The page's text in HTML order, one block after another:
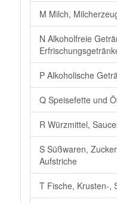
M Milch,
N Alkoholfreie
P Alkoholische
Q Speisefette und
R Würzmittel,
S Süßwaren,
Aufstriche
T Fische, Krusten-,